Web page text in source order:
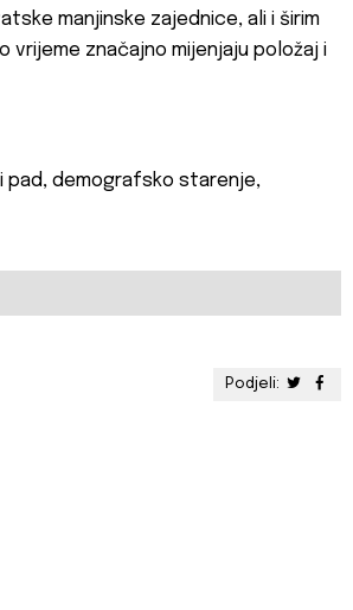
manjinske zajednice, ali i širim
vrijeme značajno mijenjaju položaj i
pad, demografsko starenje,
Podjeli: